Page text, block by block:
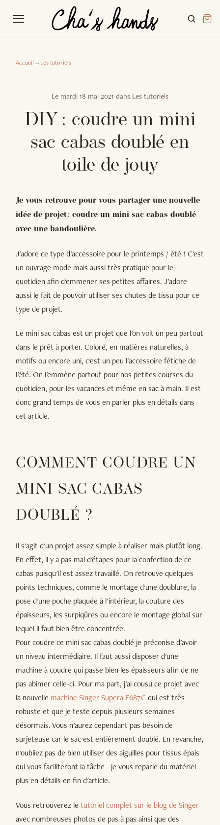
Accueil→Les tutoriels
Le mardi 18 mai 2021 dans Les tutoriels
DIY : coudre un mini
sac cabas doublé en
toile de jouy
Je vous retrouve pour vous partager une nouvelle
idée de projet : coudre un mini sac cabas doublé
avec une bandoulière.
J'adore ce type d'accessoire pour le printemps / été ! C'est
un ouvrage mode mais aussi très pratique pour le
quotidien afin d'emmener ses petites affaires. J'adore
aussi le fait de pouvoir utiliser ses chutes de tissu pour ce
type de projet.
Le mini sac cabas est un projet que l'on voit un peu partout
dans le prêt à porter. Coloré, en matières naturelles, à
motifs ou encore uni, c'est un peu l'accessoire fétiche de
l'été. On l'emmène partout pour nos petites courses du
quotidien, pour les vacances et même en sac à main. Il est
donc grand temps de vous en parler plus en détails dans
cet article.
COMMENT COUDRE UN
MINI SAC CABAS
DOUBLÉ ?
Il s'agit d'un projet assez simple à réaliser mais plutôt long.
En effet, il y a pas mal d'étapes pour la confection de ce
cabas puisqu'il est assez travaillé. On retrouve quelques
points techniques, comme le montage d'une doublure, la
pose d'une poche plaquée à l'intérieur, la couture des
épaisseurs, les surpiqûres ou encore le montage global sur
lequel il faut bien être concentrée.
Pour coudre ce mini sac cabas doublé je préconise d'avoir
un niveau intermédiaire. Il faut aussi disposer d'une
machine à coudre qui passe bien les épaisseurs afin de ne
pas abimer celle-ci. Pour ma part, j'ai cousu ce projet avec
la nouvelle machine Singer Supera F687C qui est très
robuste et que je teste depuis plusieurs semaines
désormais. Vous n'aurez cependant pas besoin de
surjeteuse car le sac est entièrement doublé. En revanche,
n'oubliez pas de bien utiliser des aiguilles pour tissus épais
qui vous faciliteront la tâche - je vous reparle du matériel
plus en détails en fin d'article.
Vous retrouverez le tutoriel complet sur le blog de Singer
avec nombreuses photos de pas à pas ainsi que des